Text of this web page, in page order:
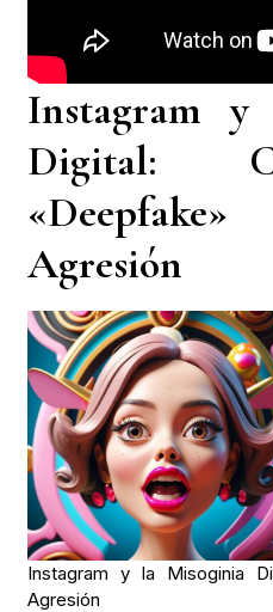
Instagram
Digital:
Agresión
Instagram y la Misoginia
Agresión